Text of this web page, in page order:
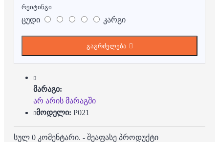
რეიტინგი
ცუდი კარგი
გაგრძელება
მარაგი:
არ არის მარაგში
მოდელი: P021
სულ 0 კომენტარი. - შეაფასე პროდუქტი